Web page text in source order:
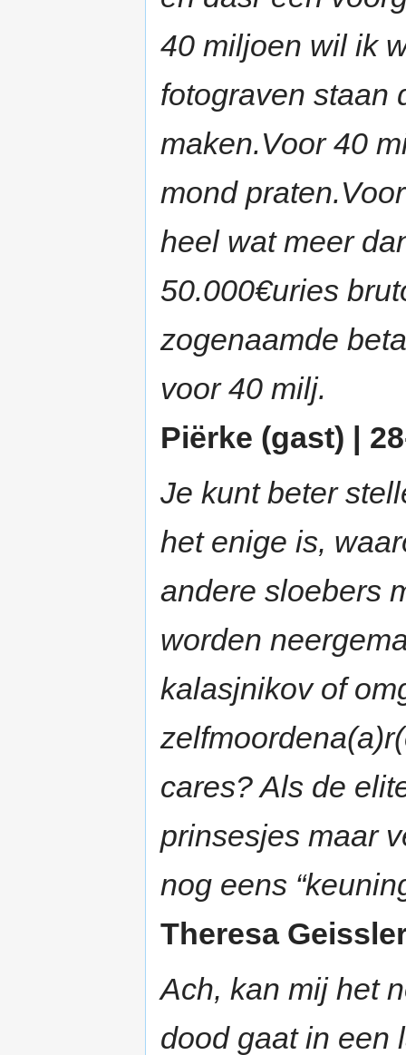
40 miljoen wil ik
fotograven staan
maken.Voor 40
mond
heel wat meer
50.000€uries
zogenaamde
voor 40 milj.
Piërke (gast) |
Je kunt beter
het enige is,
andere sloebers
worden
kalasjnikov of
cares? Als de
prinsesjes maar
nog eens
Theresa
Ach, kan mij het
dood gaat in een